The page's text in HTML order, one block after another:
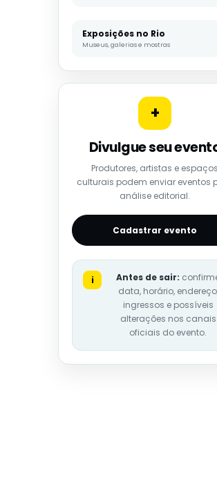
Exposições no Rio
Museus, galerias e mostras
+
Divulgue seu
Produtores, artistas e espaços
culturais podem enviar eventos
análise editorial.
Cadastrar evento
i Antes de sair:
data, horário,
ingressos e possíveis
alterações nos canais
oficiais do evento.